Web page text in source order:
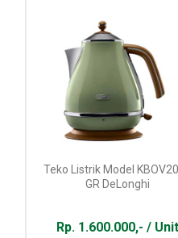
Teko Listrik Model
GR DeLonghi
Rp. 1.600.000,- / Unit